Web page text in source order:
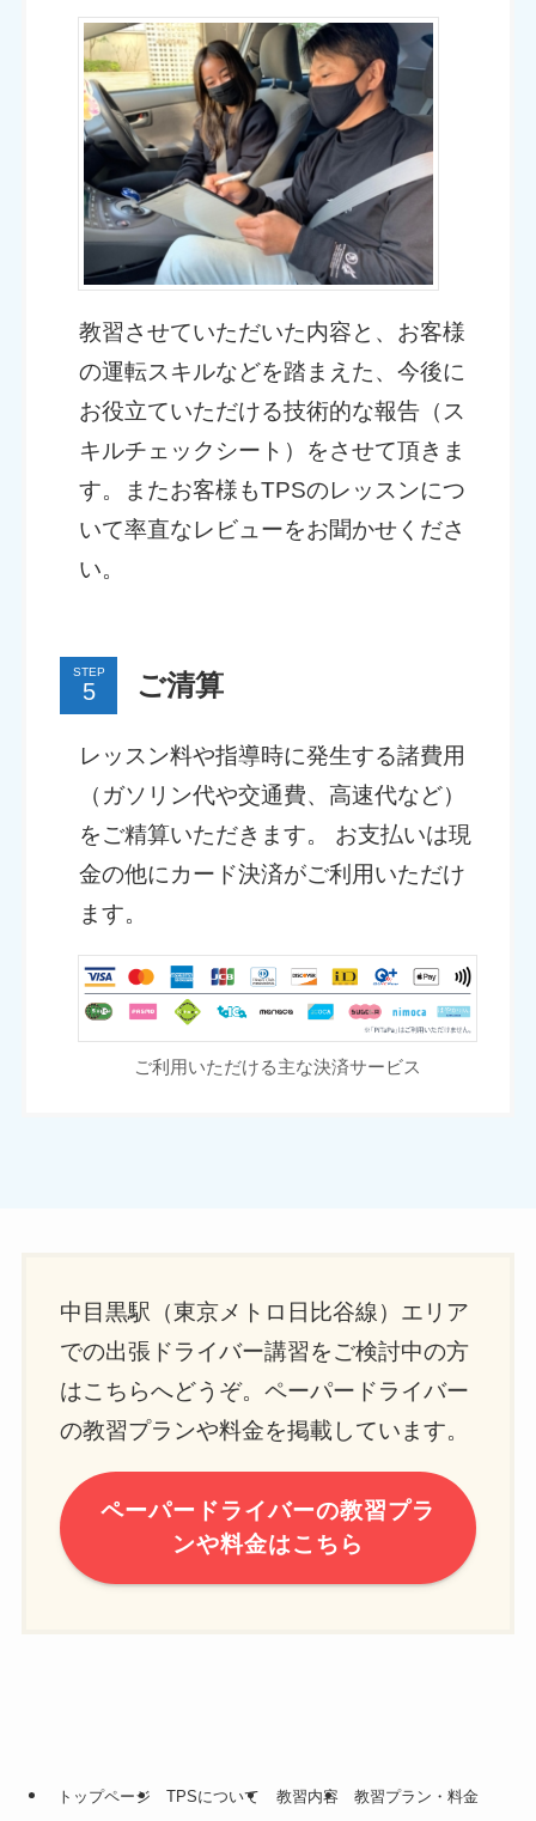
教習させていただいた内容と、お客様
の運転スキルなどを踏まえた、今後に
お役立ていただける技術的な報告（ス
キルチェックシート）をさせて頂きま
す。またお客様もTPSのレッスンにつ
いて率直なレビューをお聞かせくださ
い。
STEP ご清算
レッスン料や指導時に発生する諸費用
（ガソリン代や交通費、高速代など）
をご精算いただきます。 お支払いは現
金の他にカード決済がご利用いただけ
ます。
ご利用いただける主な決済サービス
中目黒駅（東京メトロ日比谷線）エリア
での出張ドライバー講習をご検討中の方
はこちらへどうぞ。ペーパードライバー
の教習プランや料金を掲載しています。
ペーパードライバーの教習プラ
ンや料金はこちら
トップページ TPSについて 教習内容
教習プラン・料金